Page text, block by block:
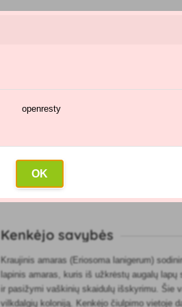
openresty
OK
Kenkėjo savybės
Kraujinis amaras (Eriosoma lanigerum)
lapinis amaras, kuris iš užkrėstų augalų
ir pasižymi vaškinių skaidulų išskyrimu. Šie
vilkdalgių koloniją. Kenkėjo čiulpimo vietoje